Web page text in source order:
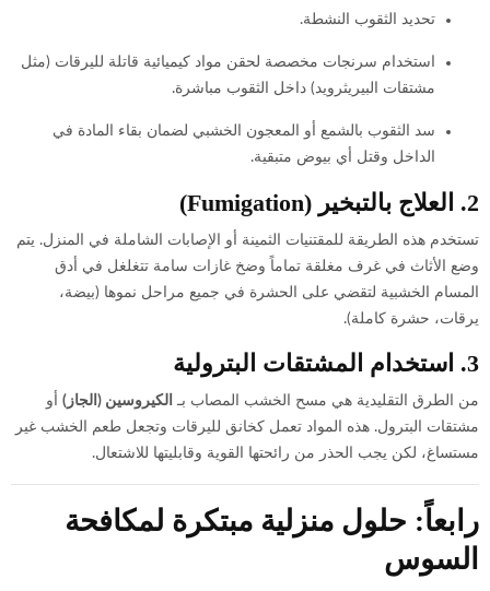
تحديد الثقوب النشطة.
استخدام سرنجات مخصصة لحقن مواد كيميائية قاتلة لليرقات (مثل
مشتقات البيريثرويد) داخل الثقوب مباشرة.
سد الثقوب بالشمع أو المعجون الخشبي لضمان بقاء المادة في
الداخل وقتل أي بيوض متبقية.
2. العلاج بالتبخير (Fumigation)
تستخدم هذه الطريقة للمقتنيات الثمينة أو الإصابات الشاملة في المنزل. يتم
وضع الأثاث في غرف مغلقة تماماً وضخ غازات سامة تتغلغل في أدق
المسام الخشبية لتقضي على الحشرة في جميع مراحل نموها (بيضة،
يرقات، حشرة كاملة).
3. استخدام المشتقات البترولية
من الطرق التقليدية هي مسح الخشب المصاب بـ الكيروسين (الجاز) أو
مشتقات البترول. هذه المواد تعمل كخانق لليرقات وتجعل طعم الخشب غير
مستساغ، لكن يجب الحذر من رائحتها القوية وقابليتها للاشتعال.
رابعاً: حلول منزلية مبتكرة لمكافحة
السوس